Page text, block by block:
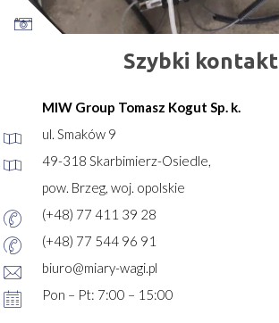
Szybki kontakt
MIW Group Tomasz Kogut Sp. k.
ul. Smaków 9
49-318 Skarbimierz-Osiedle,
pow. Brzeg, woj. opolskie
(+48) 77 411 39 28
(+48) 77 544 96 91
biuro@miary-wagi.pl
Pon – Pt: 7:00 – 15:00